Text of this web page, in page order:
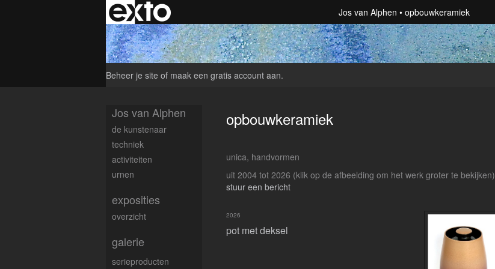
Jos van Alphen opbouwkeramiek
Beheer je site of maak een gratis account aan.
opbouwkeramiek
unica, handvormen
uit 2004 tot 2026 (klik op de afbeelding om het werk groter te bekijken)
stuur een bericht
pot met deksel
2026
Jos van Alphen
de kunstenaar
techniek
activiteiten
urnen
exposities
overzicht
galerie
serieproducten